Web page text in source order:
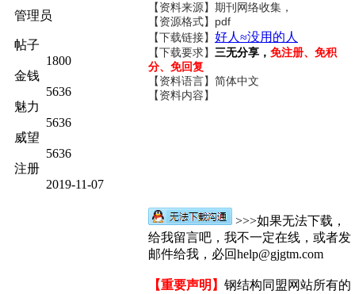
管理员
帖子
1800
金钱
5636
魅力
5636
威望
5636
注册
2019-11-07
【资料来源】期刊网络收集，
【资源格式】pdf
【下载链接】 好人≈没用的人
【下载要求】 三无分享， 免注册、免积
分、免回复
【资料语言】简体中文
【资料内容】
>>>如果无法下载，
给我留言吧，我不一定在线，或者发
邮件给我，必回help@gjgtm.com
【重要声明】 钢结构同盟网站所有的